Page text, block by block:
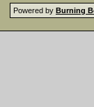
Powered by Burning